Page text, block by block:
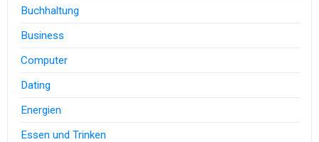
Buchhaltung
Business
Computer
Dating
Energien
Essen und Trinken